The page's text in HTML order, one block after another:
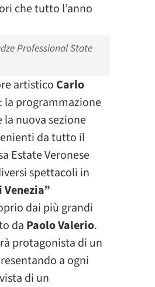
che tutto l’anno
Professional State
artistico Carlo
la programmazione
la nuova sezione
da tutto il
Estate Veronese
spettacoli in
dai più grandi
da Paolo Valerio.
protagonista di un
a ogni
di un